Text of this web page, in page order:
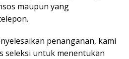
maupun yang
penanganan, kami
seleksi untuk menentukan